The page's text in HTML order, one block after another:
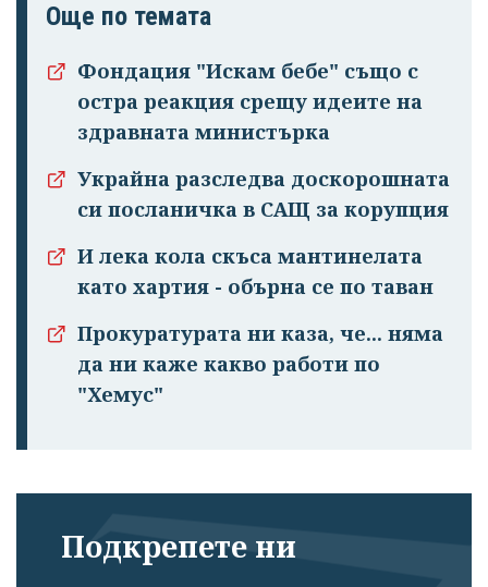
Още по темата
Фондация "Искам бебе" също с
остра реакция срещу идеите на
здравната министърка
Украйна разследва доскорошната
си посланичка в САЩ за корупция
И лека кола скъса мантинелата
като хартия - обърна се по таван
Прокуратурата ни каза, че... няма
да ни каже какво работи по
"Хемус"
Подкрепете ни